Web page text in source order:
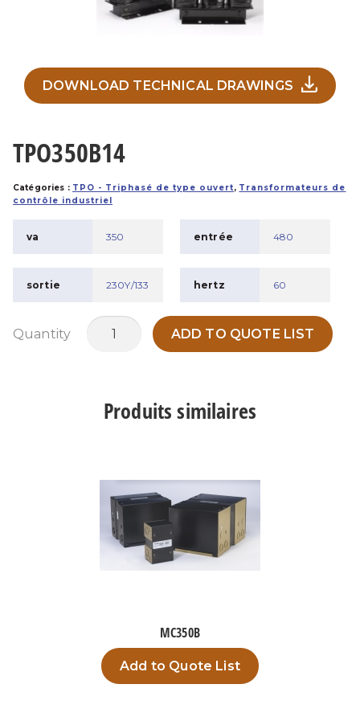
DOWNLOAD TECHNICAL DRAWINGS
TPO350B14
Catégories : TPO - Triphasé de type ouvert, Transformateurs de
contrôle industriel
va 350 entrée 480
sortie 230Y/133 hertz 60
Quantity
quantité
ADD TO QUOTE LIST
Produits similaires
MC350B
Add to Quote List